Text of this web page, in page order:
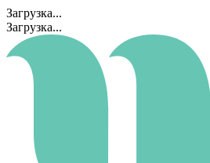
Загрузка...
Загрузка...